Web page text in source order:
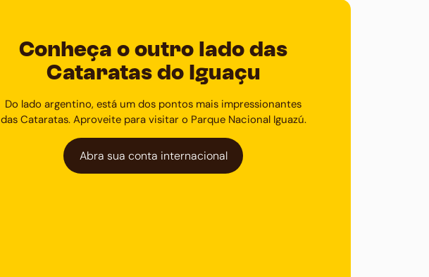
Conheça o outro lado das
Cataratas do Iguaçu
Do lado argentino, está um dos pontos mais impressionantes
das Cataratas. Aproveite para visitar o Parque Nacional Iguazú.
Abra sua conta internacional